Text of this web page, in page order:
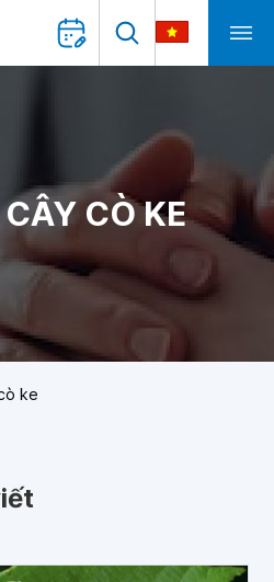
CÒ KE
ke